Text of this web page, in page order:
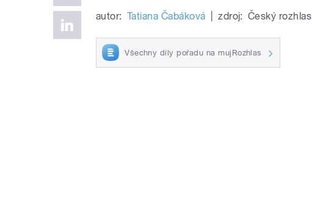
autor: Tatiana Čabáková zdroj: Český rozhlas
Všechny díly pořadu na mujRozhlas